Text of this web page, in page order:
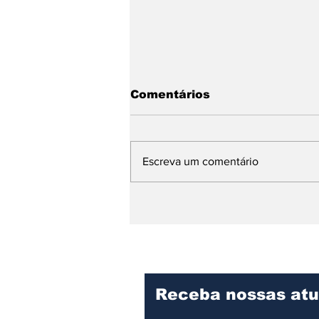
Comentários
Escreva um comentário
Receba nossas